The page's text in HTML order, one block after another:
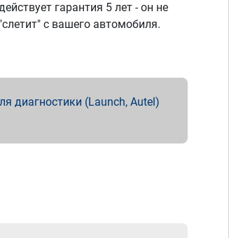
гарантия 5 лет - он не
"слетит" с вашего автомобиля.
диагностики (Launch, Autel)